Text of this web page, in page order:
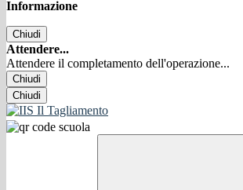
Informazione
Chiudi
Attendere...
Attendere il completamento dell'operazione...
Chiudi
Chiudi